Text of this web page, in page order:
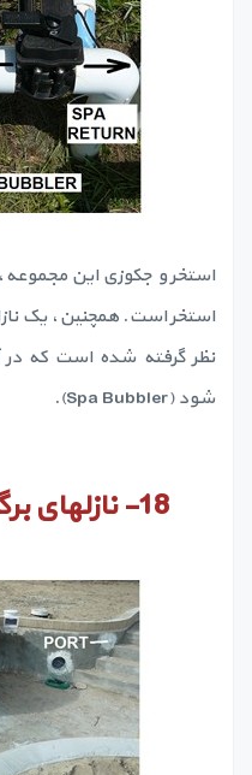
استخر است. همچنین، یک
نظر گرفته شده است که
شود (Spa Bubbler).
18- نازلهای